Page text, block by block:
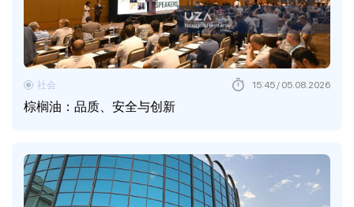
棕榈油：品质、安全与创新
社会 15:45 / 05.08.2026